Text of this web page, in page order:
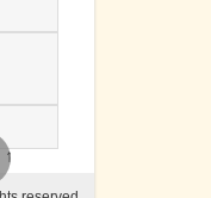
↑